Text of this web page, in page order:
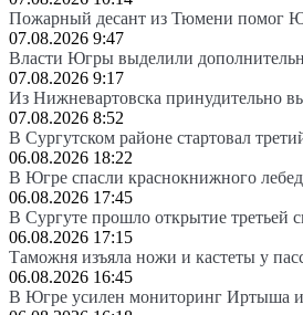
Пожарный десант из Тюмени помог
07.08.2026 9:47
Власти Югры выделили
07.08.2026 9:17
Из Нижневартовска принудительно
07.08.2026 8:52
В Сургутском районе стартовал
06.08.2026 18:22
В Югре спасли краснокнижного
06.08.2026 17:45
В Сургуте прошло открытие третьей
06.08.2026 17:15
Таможня изъяла ножи и кастеты у
06.08.2026 16:45
В Югре усилен мониторинг Иртыша